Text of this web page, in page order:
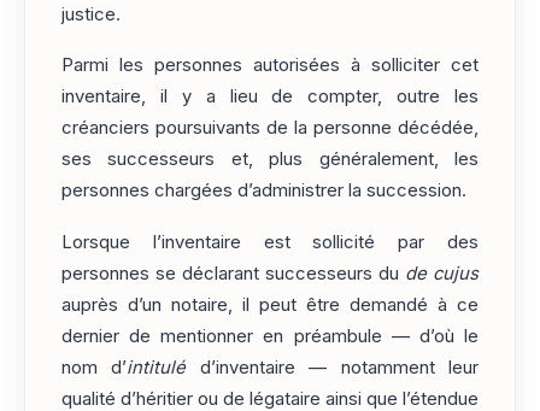
justice.
Parmi les personnes autorisées à solliciter cet
inventaire, il y a lieu de compter, outre les
créanciers poursuivants de la personne décédée,
ses successeurs et, plus généralement, les
personnes chargées d’administrer la succession.
Lorsque l’inventaire est sollicité par des
personnes se déclarant successeurs du de cujus
auprès d’un notaire, il peut être demandé à ce
dernier de mentionner en préambule — d’où le
nom d’intituléd’inventaire — notamment leur
qualité d’héritier ou de légataire ainsi que l’étendue